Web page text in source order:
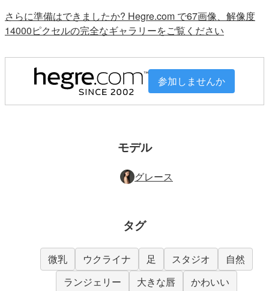
さらに準備はできましたか? Hegre.com で67画像、解像度
14000ピクセルの完全なギャラリーをご覧ください
参加しませんか
モデル
グレース
タグ
微乳 ウクライナ 足 スタジオ
自然
ランジェリー
大きな唇
かわいい